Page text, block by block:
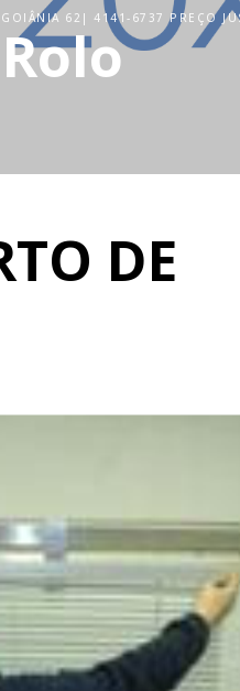
62| 4141-6737 PREÇO
DE